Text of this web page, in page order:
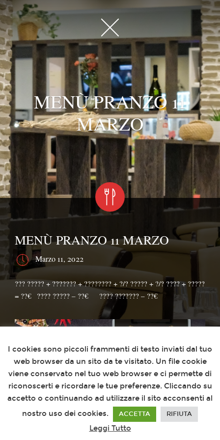
MENÙ PRANZO 11
MARZO
MENÙ PRANZO 11 MARZO
Marzo 11, 2022
??‍? ????? + ??????? + ???????? + ?/? ????? + ?/? ???? + ?????
= ??€⁣⁣⠀???? ????? – ??€⠀⠀???? ??????? – ??€
I cookies sono piccoli frammenti di testo inviati dal tuo
web browser da un sito da te visitato. Un file cookie
viene conservato nel tuo web browser e ci permette di
riconoscerti e ricordare le tue preferenze. Cliccando su
accetto o continuando ad utilizzare il sito acconsenti al
nostro uso dei cookies.
ACCETTA RIFIUTA
Leggi Tutto